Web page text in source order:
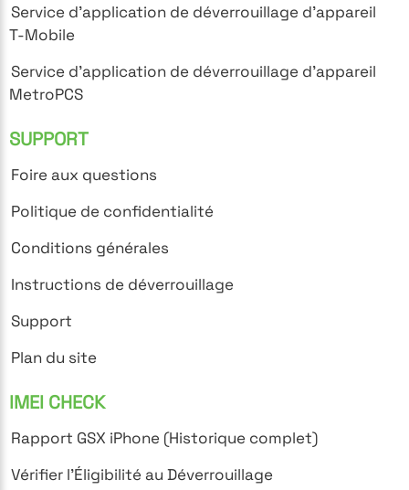
Service d'application de déverrouillage d'appareil
T-Mobile
Service d'application de déverrouillage d'appareil
MetroPCS
SUPPORT
Foire aux questions
Politique de confidentialité
Conditions générales
Instructions de déverrouillage
Support
Plan du site
IMEI CHECK
Rapport GSX iPhone (Historique complet)
Vérifier l'Éligibilité au Déverrouillage